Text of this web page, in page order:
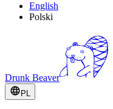
English
Polski
Drunk Beaver
PL